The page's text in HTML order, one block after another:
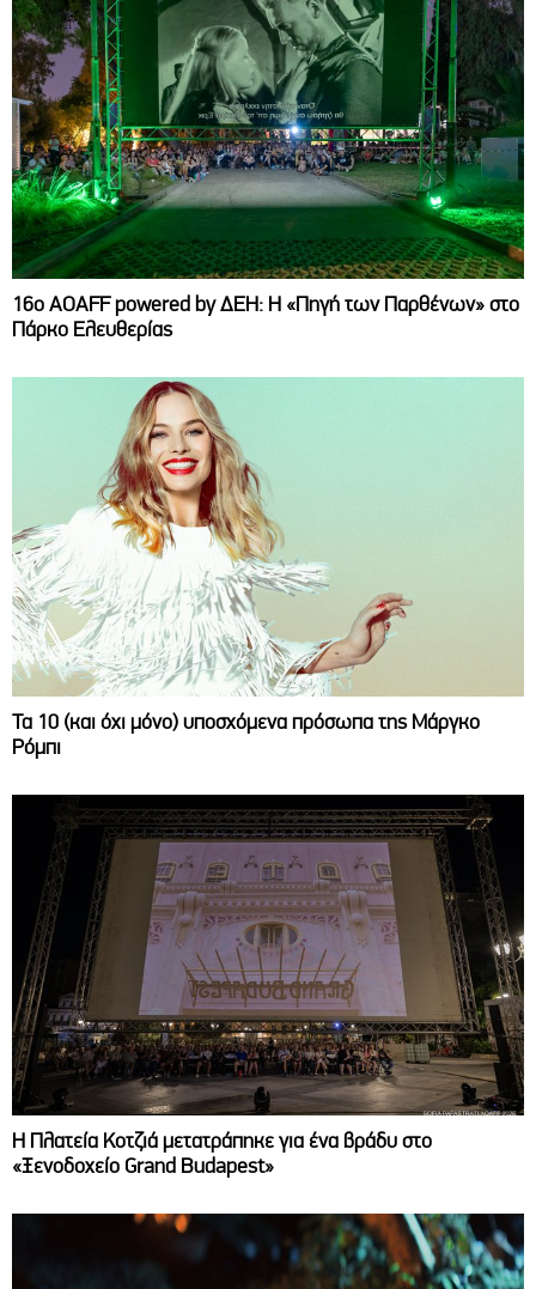
16ο AOAFF powered by ΔΕΗ: Η «Πηγή των Παρθένων» στο
Πάρκο Ελευθερίας
Τα 10 (και όχι μόνο) υποσχόμενα πρόσωπα της Μάργκο
Ρόμπι
Η Πλατεία Κοτζιά μετατράπηκε για ένα βράδυ στο
«Ξενοδοχείο Grand Budapest»